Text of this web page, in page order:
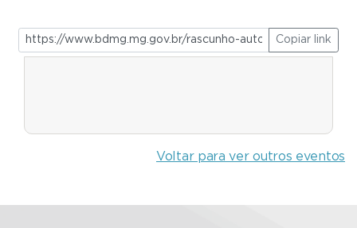
Copiar link
Voltar para ver outros eventos